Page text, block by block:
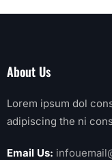
About Us
Lorem ipsum dol
adipiscing the ni
Email Us: